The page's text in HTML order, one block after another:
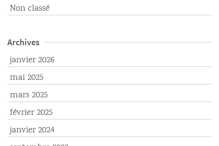
Non classé
Archives
janvier 2026
mai 2025
mars 2025
février 2025
janvier 2024